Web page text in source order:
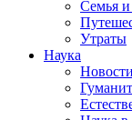
Семья и
Утраты
Наука